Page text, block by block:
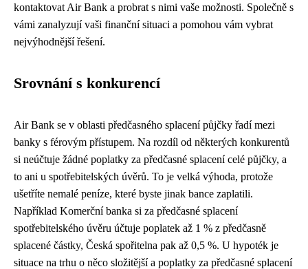
kontaktovat Air Bank a probrat s nimi vaše možnosti. Společně s
vámi zanalyzují vaši finanční situaci a pomohou vám vybrat
nejvýhodnější řešení.
Srovnání s konkurencí
Air Bank se v oblasti předčasného splacení půjčky řadí mezi
banky s férovým přístupem. Na rozdíl od některých konkurentů
si neúčtuje žádné poplatky za předčasné splacení celé půjčky, a
to ani u spotřebitelských úvěrů. To je velká výhoda, protože
ušetříte nemalé peníze, které byste jinak bance zaplatili.
Například Komerční banka si za předčasné splacení
spotřebitelského úvěru účtuje poplatek až 1 % z předčasně
splacené částky, Česká spořitelna pak až 0,5 %. U hypoték je
situace na trhu o něco složitější a poplatky za předčasné splacení